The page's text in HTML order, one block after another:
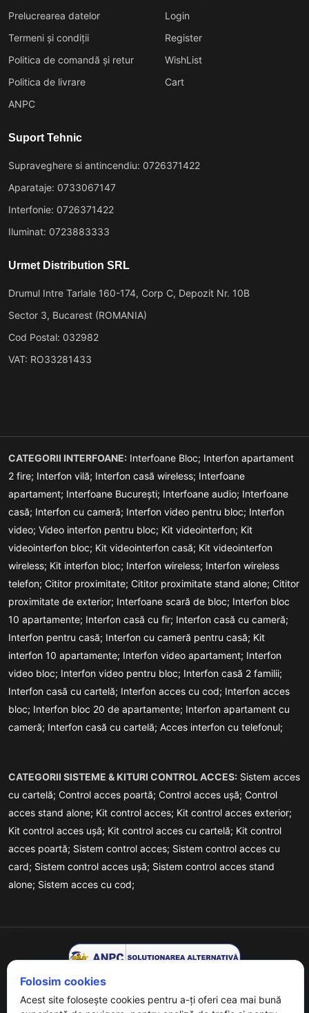
Prelucrearea datelor
Termeni și condiții
Politica de comandă și retur
Politica de livrare
ANPC
Login
Register
WishList
Cart
Suport Tehnic
Supraveghere si antincendiu: 0726371422
Aparataje: 0733067147
Interfonie: 0726371422
Iluminat: 0723883333
Urmet Distribution SRL
Drumul Intre Tarlale 160-174, Corp C, Depozit Nr. 10B
Sector 3, Bucarest (ROMANIA)
Cod Postal: 032982
VAT: RO33281433
CATEGORII INTERFOANE: Interfoane Bloc; Interfon apartament
2 fire; Interfon vilă; Interfon casă wireless; Interfoane
apartament; Interfoane București; Interfoane audio; Interfoane
casă; Interfon cu cameră; Interfon video pentru bloc; Interfon
video; Video interfon pentru bloc; Kit videointerfon; Kit
videointerfon bloc; Kit videointerfon casă; Kit videointerfon
wireless; Kit interfon bloc; Interfon wireless; Interfon wireless
telefon; Cititor proximitate; Cititor proximitate stand alone; Cititor
proximitate de exterior; Interfoane scară de bloc; Interfon bloc
10 apartamente; Interfon casă cu fir; Interfon casă cu cameră;
Interfon pentru casă; Interfon cu cameră pentru casă; Kit
interfon 10 apartamente; Interfon video apartament; Interfon
video bloc; Interfon video pentru bloc; Interfon casă 2 familii;
Interfon casă cu cartelă; Interfon acces cu cod; Interfon acces
bloc; Interfon bloc 20 de apartamente; Interfon apartament cu
cameră; Interfon casă cu cartelă; Acces interfon cu telefonul;
CATEGORII SISTEME & KITURI CONTROL ACCES: Sistem acces
cu cartelă; Control acces poartă; Control acces ușă; Control
acces stand alone; Kit control acces; Kit control acces exterior;
Kit control acces ușă; Kit control acces cu cartelă; Kit control
acces poartă; Sistem control acces; Sistem control acces cu
card; Sistem control acces ușă; Sistem control acces stand
alone; Sistem acces cu cod;
Folosim cookies
Acest site folosește cookies pentru a-ți oferi cea mai bună